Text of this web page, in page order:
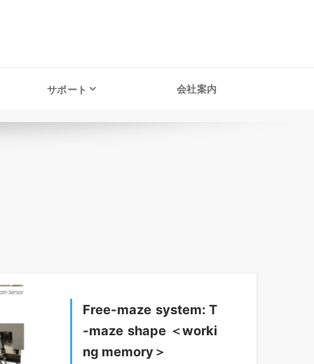
サポート 会社案内
Free-maze system: T
-maze shape ＜worki
ng memory＞